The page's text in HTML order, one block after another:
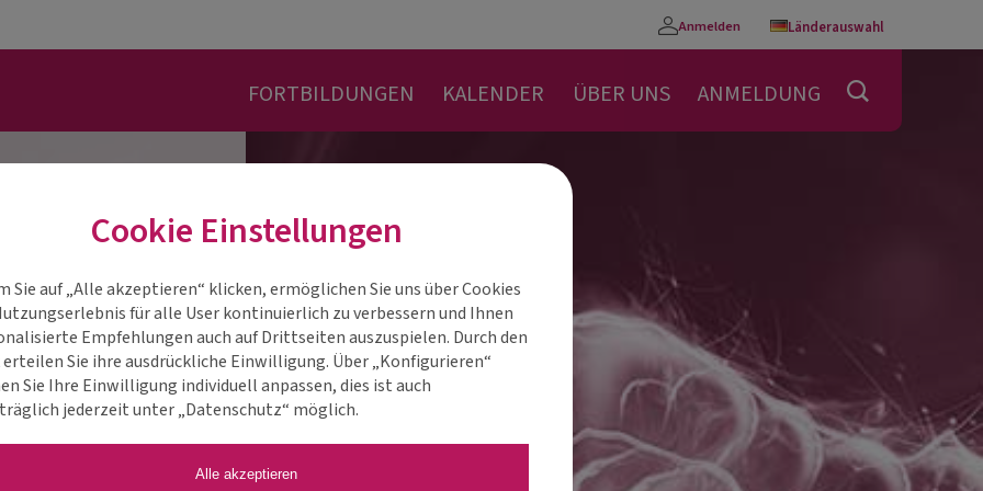
Anmelden
Konto
Länderauswahl
FORTBILDUNGEN KALENDER ÜBER UNS ANMELDUNG
Cookie Einstellungen
Sie auf „Alle akzeptieren“ klicken, ermöglichen Sie uns über Cookies
für alle User kontinuierlich zu verbessern und Ihnen
Empfehlungen auch auf Drittseiten auszuspielen. Durch den
Sie ihre ausdrückliche Einwilligung. Über „Konfigurieren“
Sie Ihre Einwilligung individuell anpassen, dies ist auch
jederzeit unter „Datenschutz“ möglich.
Alle akzeptieren